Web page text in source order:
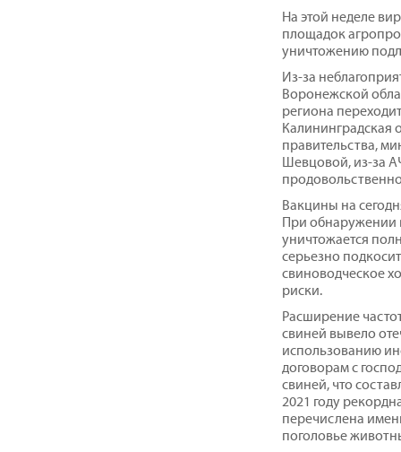
На этой неделе
площадок
уничтожению
Из-за
Воронежской
региона
Калининградская
правительства,
Шевцовой, из-за
Вакцины на
При обнаружении
уничтожается
серьезно
свиноводческое
риски.
Расширение
свиней вывело
использованию
договорам с
свиней, что
2021 году
перечислена
поголовье